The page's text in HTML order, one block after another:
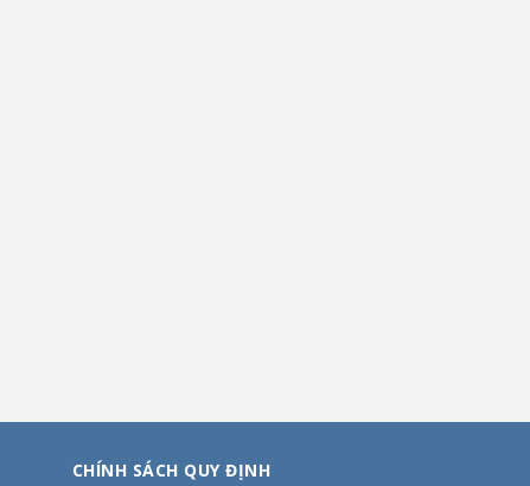
CHÍNH SÁCH QUY ĐỊNH